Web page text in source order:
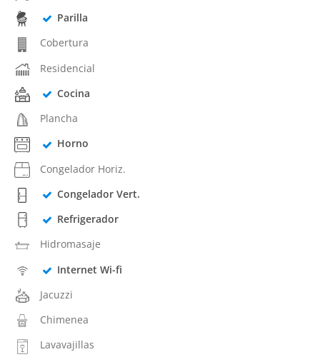
Parilla
Cobertura
Residencial
Cocina
Plancha
Horno
Congelador Horiz.
Congelador Vert.
Refrigerador
Hidromasaje
Internet Wi-fi
Jacuzzi
Chimenea
Lavavajillas